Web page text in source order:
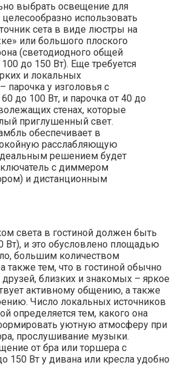
выбрать освещение для
использовать
сета в виде люстры на
или большого плоского
(светодиодного общей
до 150 Вт). Еще требуется
и локальных
парочка у изголовья с
до 100 Вт, и парочка от 40 до
стенах, которые
приглушенный свет.
обеспечивает в
расслабляющую
решением будет
с диммером
и дистанционным
света в гостиной должен быть
Вт), и это обусловлено площадью
большим количеством
также тем, что в гостиной обычно
близких и знакомых – яркое
активному общению, а также
Число локальных источников
определяется тем, какого она
уютную атмосферу при
прослушивание музыки.
от бра или торшера с
150 Вт у дивана или кресла удобно